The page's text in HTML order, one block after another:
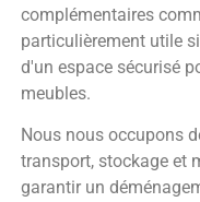
complémentaires
particulièrement utile
d'un espace sécurisé
meubles.
Nous nous occupons
transport, stockage et
garantir un